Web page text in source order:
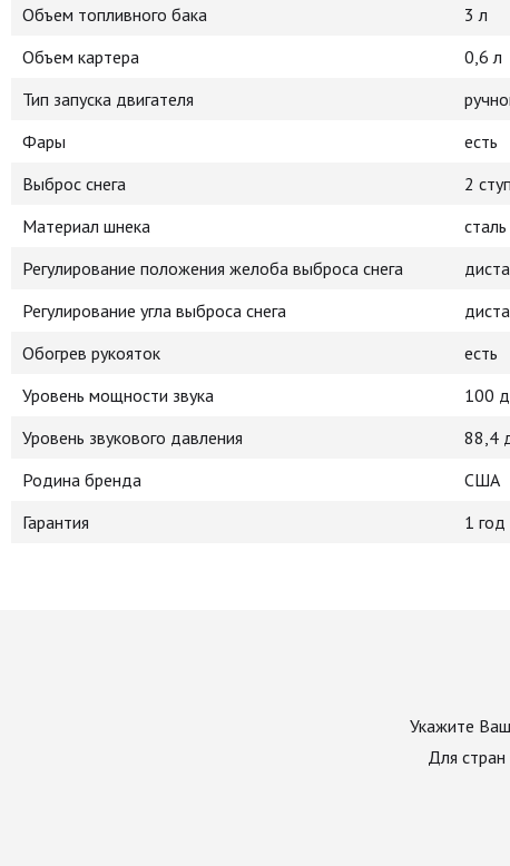
Объем топливного бака
3 л
Объем картера
0,6 л
Тип запуска двигателя
Фары
есть
Выброс снега
2
Материал шнека
сталь
Регулирование положения желоба выброса снега
Регулирование угла выброса снега
Обогрев рукояток
есть
Уровень мощности звука
100
Уровень звукового давления
88,4
Родина бренда
США
Гарантия
1 год
Укажите
Для